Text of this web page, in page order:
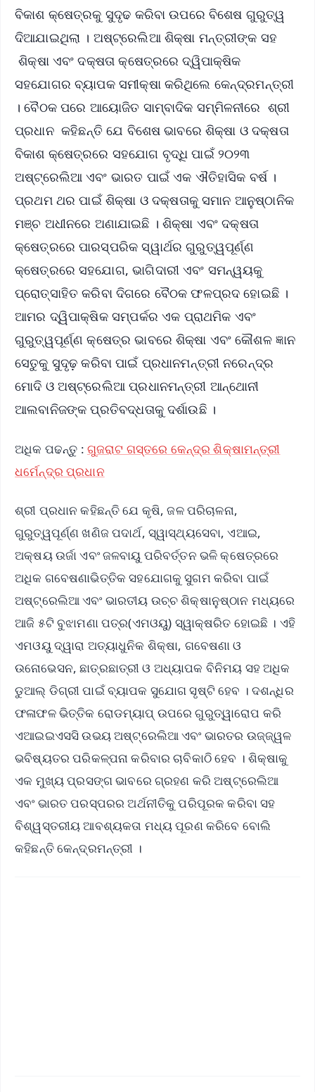
ବିକାଶ କ୍ଷେତ୍ରକୁ ସୁଦୃଢ କରିବା ଉପରେ ବିଶେଷ ଗୁରୁତ୍ୱ
ଦିଆଯାଇଥିଲା । ଅଷ୍ଟ୍ରେଲିଆ ଶିକ୍ଷା ମନ୍ତ୍ରୀଙ୍କ ସହ
ଶିକ୍ଷା ଏବଂ ଦକ୍ଷତା କ୍ଷେତ୍ରରେ ଦ୍ୱିପାକ୍ଷିକ
ସହଯୋଗର ବ୍ୟାପକ ସମୀକ୍ଷା କରିଥିଲେ କେନ୍ଦ୍ରମନ୍ତ୍ରୀ
। ବୈଠକ ପରେ ଆୟୋଜିତ ସାମ୍ବାଦିକ ସମ୍ମିଳନୀରେ ଶ୍ରୀ
ପ୍ରଧାନ କହିଛନ୍ତି ଯେ ବିଶେଷ ଭାବରେ ଶିକ୍ଷା ଓ ଦକ୍ଷତା
ବିକାଶ କ୍ଷେତ୍ରରେ ସହଯୋଗ ବୃଦ୍ଧି ପାଇଁ ୨୦୨୩
ଅଷ୍ଟ୍ରେଲିଆ ଏବଂ ଭାରତ ପାଇଁ ଏକ ଐତିହାସିକ ବର୍ଷ ।
ପ୍ରଥମ ଥର ପାଇଁ ଶିକ୍ଷା ଓ ଦକ୍ଷତାକୁ ସମାନ ଆନୁଷ୍ଠାନିକ
ମଞ୍ଚ ଅଧୀନରେ ଅଣାଯାଇଛି । ଶିକ୍ଷା ଏବଂ ଦକ୍ଷତା
କ୍ଷେତ୍ରରେ ପାରସ୍ପରିକ ସ୍ୱାର୍ଥର ଗୁରୁତ୍ୱପୂର୍ଣ୍ଣ
କ୍ଷେତ୍ରରେ ସହଯୋଗ, ଭାଗିଦାରୀ ଏବଂ ସମନ୍ୱୟକୁ
ପ୍ରୋତ୍ସାହିତ କରିବା ଦିଗରେ ବୈଠକ ଫଳପ୍ରଦ ହୋଇଛି ।
ଆମର ଦ୍ୱିପାକ୍ଷିକ ସମ୍ପର୍କର ଏକ ପ୍ରାଥମିକ ଏବଂ
ଗୁରୁତ୍ୱପୂର୍ଣ୍ଣ କ୍ଷେତ୍ର ଭାବରେ ଶିକ୍ଷା ଏବଂ କୌଶଳ ଜ୍ଞାନ
ସେତୁକୁ ସୁଦୃଢ଼ କରିବା ପାଇଁ ପ୍ରଧାନମନ୍ତ୍ରୀ ନରେନ୍ଦ୍ର
ମୋଦି ଓ ଅଷ୍ଟ୍ରେଲିଆ ପ୍ରଧାନମନ୍ତ୍ରୀ ଆନ୍ଥୋନୀ
ଆଲବାନିଜଙ୍କ ପ୍ରତିବଦ୍ଧତାକୁ ଦର୍ଶାଉଛି ।
ଅଧିକ ପଢନ୍ତୁ : ଗୁଜରାଟ ଗସ୍ତରେ କେନ୍ଦ୍ର ଶିକ୍ଷାମନ୍ତ୍ରୀ
ଧର୍ମେନ୍ଦ୍ର ପ୍ରଧାନ
ଶ୍ରୀ ପ୍ରଧାନ କହିଛନ୍ତି ଯେ କୃଷି, ଜଳ ପରିଚାଳନା,
ଗୁରୁତ୍ୱପୂର୍ଣ୍ଣ ଖଣିଜ ପଦାର୍ଥ, ସ୍ୱାସ୍ଥ୍ୟସେବା, ଏଆଇ,
ଅକ୍ଷୟ ଉର୍ଜା ଏବଂ ଜଳବାୟୁ ପରିବର୍ତ୍ତନ ଭଳି କ୍ଷେତ୍ରରେ
ଅଧିକ ଗବେଷଣାଭିତ୍ତିକ ସହଯୋଗକୁ ସୁଗମ କରିବା ପାଇଁ
ଅଷ୍ଟ୍ରେଲିଆ ଏବଂ ଭାରତୀୟ ଉଚ୍ଚ ଶିକ୍ଷାନୁଷ୍ଠାନ ମଧ୍ୟରେ
ଆଜି ୫ଟି ବୁଝାମଣା ପତ୍ର(ଏମଓୟୁ) ସ୍ୱାକ୍ଷରିତ ହୋଇଛି । ଏହି
ଏମଓୟୁ ଦ୍ୱାରା ଅତ୍ୟାଧୁନିକ ଶିକ୍ଷା, ଗବେଷଣା ଓ
ଉନୋଭେସନ, ଛାତ୍ରଛାତ୍ରୀ ଓ ଅଧ୍ୟାପକ ବିନିମୟ ସହ ଅଧିକ
ଡୁଆଲ୍ ଡିଗ୍ରୀ ପାଇଁ ବ୍ୟାପକ ସୁଯୋଗ ସୃଷ୍ଟି ହେବ । ଦଶନ୍ଧିର
ଫଳାଫଳ ଭିତ୍ତିକ ରୋଡମ୍ୟାପ୍ ଉପରେ ଗୁରୁତ୍ୱାରୋପ କରି
ଏଆଇଇଏସସି ଉଭୟ ଅଷ୍ଟ୍ରେଲିଆ ଏବଂ ଭାରତର ଉଜ୍ଜ୍ୱଳ
ଭବିଷ୍ୟତର ପରିକଳ୍ପନା କରିବାର ଚାବିକାଠି ହେବ । ଶିକ୍ଷାକୁ
ଏକ ମୁଖ୍ୟ ପ୍ରସଙ୍ଗ ଭାବରେ ଗ୍ରହଣ କରି ଅଷ୍ଟ୍ରେଲିଆ
ଏବଂ ଭାରତ ପରସ୍ପରର ଅର୍ଥନୀତିକୁ ପରିପୂରକ କରିବା ସହ
ବିଶ୍ୱସ୍ତରୀୟ ଆବଶ୍ୟକତା ମଧ୍ୟ ପୂରଣ କରିବେ ବୋଲି
କହିଛନ୍ତି କେନ୍ଦ୍ରମନ୍ତ୍ରୀ ।